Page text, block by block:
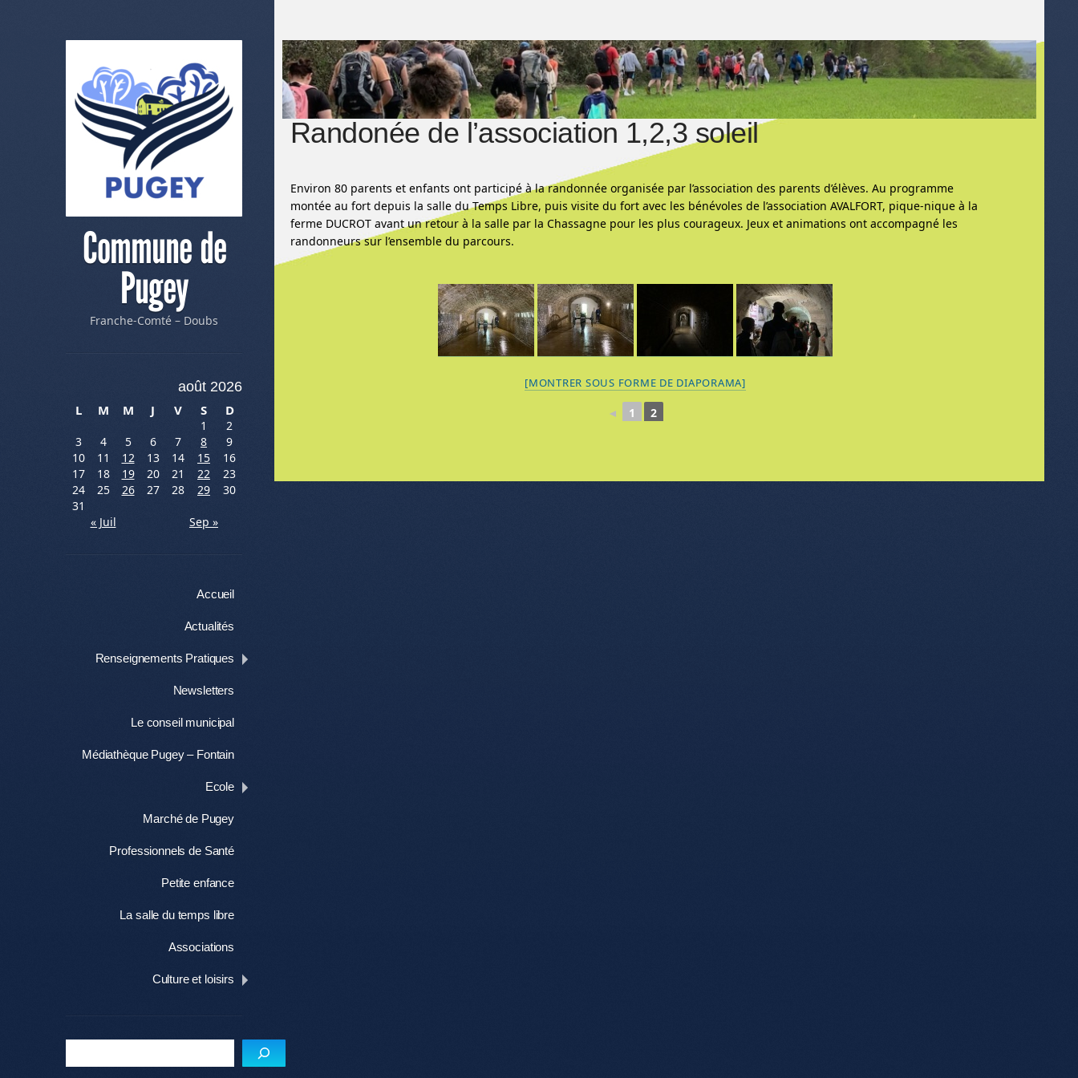
Commune de
Pugey
Franche-Comté – Doubs
août 2026
L
M M J V S D
1
2
3
4 5 6 7 8
9
10
11 12 13 14 15
16
17
18 19 20 21 22
23
24
25 26 27 28 29
30
31
« Juil
Sep »
Accueil
Actualités
Renseignements Pratiques
Newsletters
Le conseil municipal
Médiathèque Pugey – Fontain
Ecole
Marché de Pugey
Professionnels de Santé
Petite enfance
La salle du temps libre
Associations
Culture et loisirs
Randonée de l’association 1,2,3 soleil
Environ 80 parents et enfants ont participé à la randonnée organisée par l’association des parents d’élèves. Au programme
montée au fort depuis la salle du Temps Libre, puis visite du fort avec les bénévoles de l’association AVALFORT, pique-nique à la
ferme DUCROT avant un retour à la salle par la Chassagne pour les plus courageux. Jeux et animations ont accompagné les
randonneurs sur l’ensemble du parcours.
[MONTRER SOUS FORME DE DIAPORAMA]
◄ 1 2
Menu de l'article